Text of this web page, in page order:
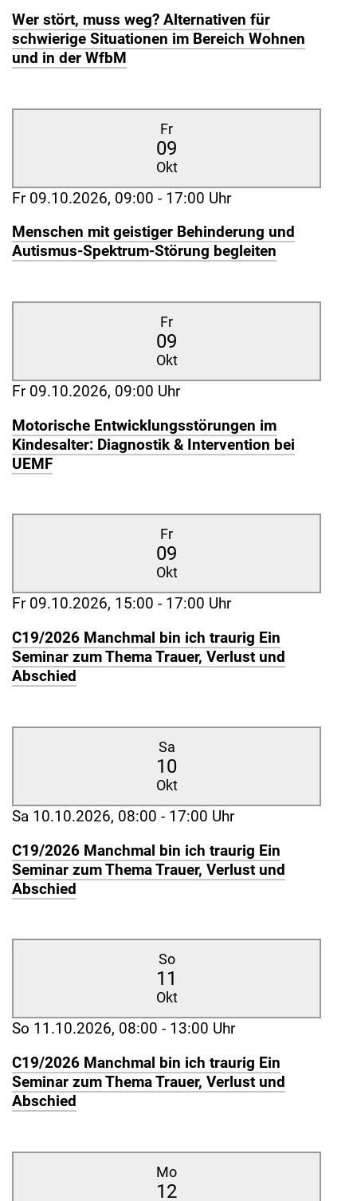
Wer stört, muss weg? Alternativen für
schwierige Situationen im Bereich Wohnen
und in der WfbM
Fr
09
Okt
Fr 09.10.2026, 09:00 - 17:00 Uhr
Menschen mit geistiger Behinderung und
Autismus-Spektrum-Störung begleiten
Fr
09
Okt
Fr 09.10.2026, 09:00 Uhr
Motorische Entwicklungsstörungen im
Kindesalter: Diagnostik & Intervention bei
UEMF
Fr
09
Okt
Fr 09.10.2026, 15:00 - 17:00 Uhr
C19/2026 Manchmal bin ich traurig Ein
Seminar zum Thema Trauer, Verlust und
Abschied
Sa
10
Okt
Sa 10.10.2026, 08:00 - 17:00 Uhr
C19/2026 Manchmal bin ich traurig Ein
Seminar zum Thema Trauer, Verlust und
Abschied
So
11
Okt
So 11.10.2026, 08:00 - 13:00 Uhr
C19/2026 Manchmal bin ich traurig Ein
Seminar zum Thema Trauer, Verlust und
Abschied
Mo
12